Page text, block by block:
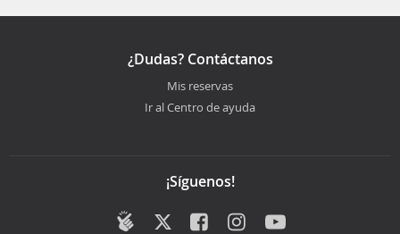
¿Dudas? Contáctanos
Mis reservas
Ir al Centro de ayuda
¡Síguenos!